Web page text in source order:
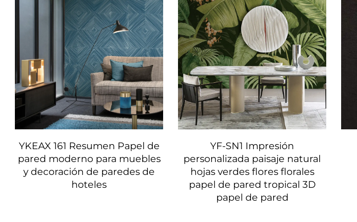
YKEAX 161 Resumen Papel de
pared moderno para muebles
y decoración de paredes de
hoteles
YF-SN1 Impresión
personalizada paisaje natural
hojas verdes flores florales
papel de pared tropical 3D
papel de pared